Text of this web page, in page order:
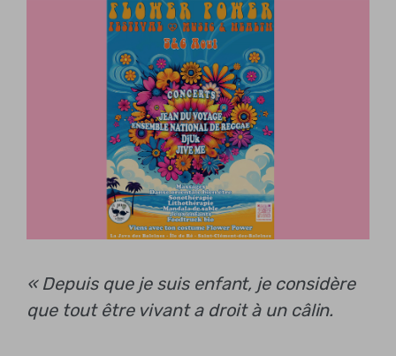
« Depuis que je suis enfant, je considère
que tout être vivant a droit à un câlin.